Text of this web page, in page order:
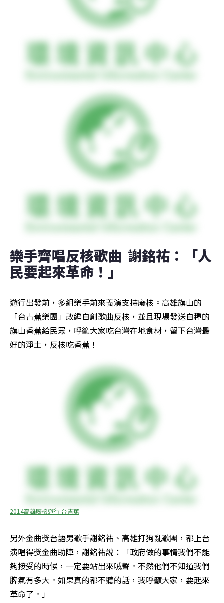
樂手齊唱反核歌曲  謝銘祐：「人
民要起來革命！」
遊行出發前，多組樂手前來義演支持廢核。高雄旗山的
「台青蕉樂團」改編自創歌曲反核，並且現場發送自種的
旗山香蕉給民眾，呼籲大家吃台灣在地食材，留下台灣最
好的淨土，反核吃香蕉！
2014高雄廢核遊行 台青蕉
另外金曲獎台語男歌手謝銘祐、高雄打狗亂歌團，都上台
演唱得獎金曲助陣，謝銘祐說：「政府做的事情我們不能
夠接受的時候，一定要站出來喊聲。不然他們不知道我們
脾氣有多大。如果真的都不聽的話，我呼籲大家，要起來
革命了。」